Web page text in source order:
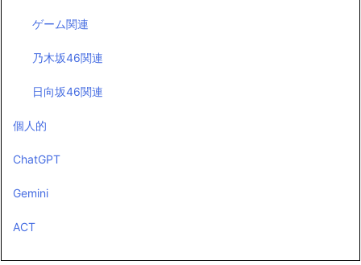
ゲーム関連
乃木坂46関連
日向坂46関連
個人的
ChatGPT
Gemini
ACT